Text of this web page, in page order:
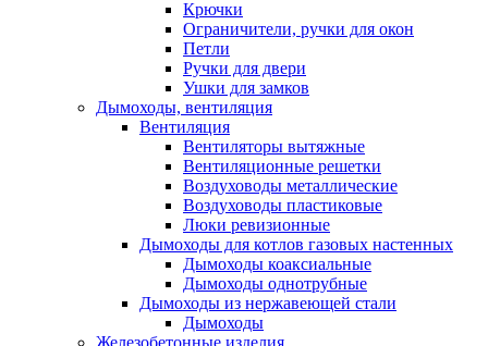
Крючки
Ограничители, ручки для окон
Петли
Ручки для двери
Ушки для замков
Дымоходы, вентиляция
Вентиляция
Вентиляторы вытяжные
Вентиляционные решетки
Воздуховоды металлические
Воздуховоды пластиковые
Люки ревизионные
Дымоходы для котлов газовых настенных
Дымоходы коаксиальные
Дымоходы однотрубные
Дымоходы из нержавеющей стали
Дымоходы
Железобетонные изделия